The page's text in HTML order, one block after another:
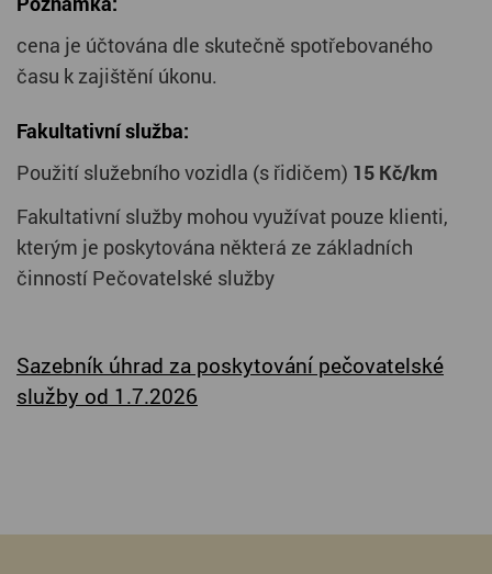
cena je účtována dle skutečně spotřebovaného
času k zajištění úkonu.
Fakultativní služba:
Použití služebního vozidla (s řidičem) 15 Kč/km
Fakultativní služby mohou využívat pouze klienti,
kterým je poskytována některá ze základních
činností Pečovatelské služby
Sazebník úhrad za poskytování pečovatelské
služby od 1.7.2026